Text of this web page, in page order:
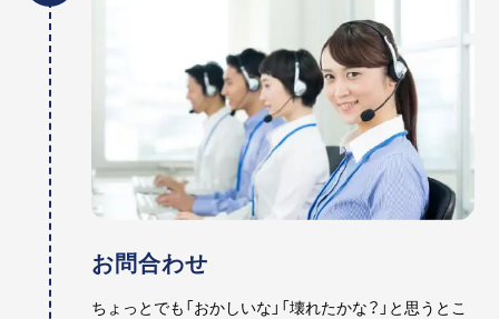
お問合わせ
ちょっとでも「おかしいな」「壊れたかな？」と思うとこ